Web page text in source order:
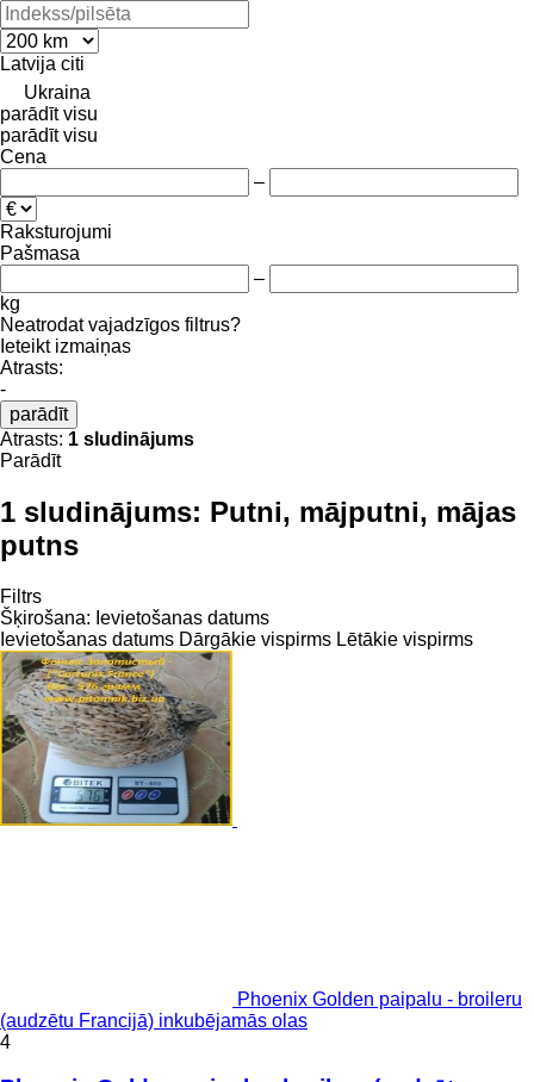
Latvija citi
Ukraina
parādīt visu
parādīt visu
Cena
–
Raksturojumi
Pašmasa
–
kg
Neatrodat vajadzīgos filtrus?
Ieteikt izmaiņas
Atrasts:
-
parādīt
Atrasts: 1 sludinājums
Parādīt
1 sludinājums: Putni, mājputni, mājas
putns
Filtrs
Šķirošana: Ievietošanas datums
Ievietošanas datums Dārgākie vispirms Lētākie vispirms
Phoenix Golden paipalu - broileru
(audzētu Francijā) inkubējamās olas
4